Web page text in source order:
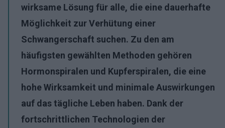
wirksame Lösung für alle, die eine dauerhafte
Möglichkeit zur Verhütung einer
Schwangerschaft suchen. Zu den am
häufigsten gewählten Methoden gehören
Hormonspiralen und Kupferspiralen, die eine
hohe Wirksamkeit und minimale Auswirkungen
auf das tägliche Leben haben. Dank der
fortschrittlichen Technologien der